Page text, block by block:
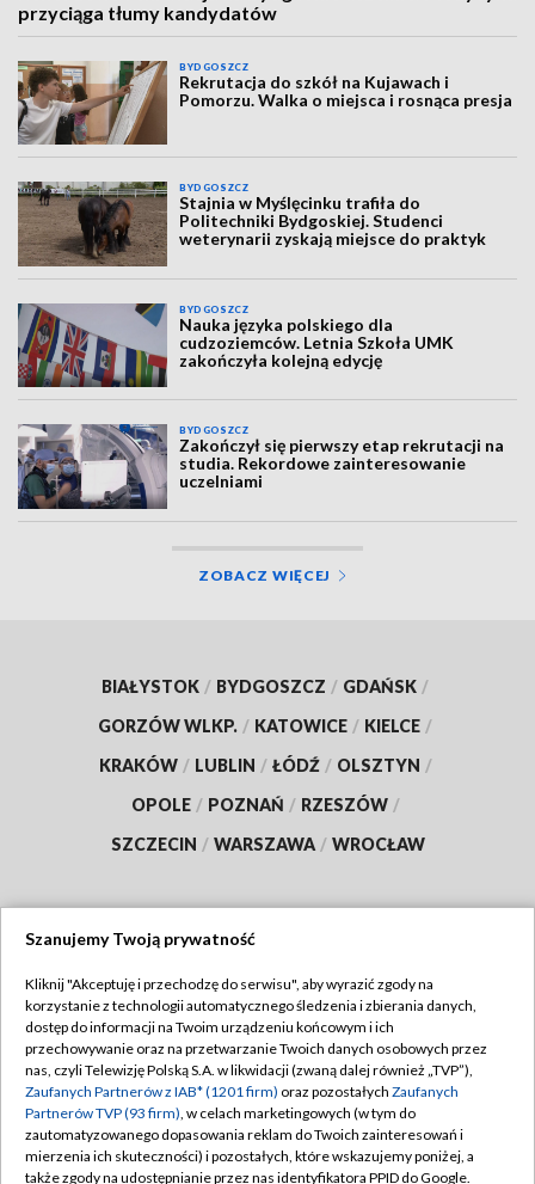
przyciąga tłumy kandydatów
BYDGOSZCZ
Rekrutacja do szkół na Kujawach i
Pomorzu. Walka o miejsca i rosnąca presja
BYDGOSZCZ
Stajnia w Myślęcinku trafiła do
Politechniki Bydgoskiej. Studenci
weterynarii zyskają miejsce do praktyk
BYDGOSZCZ
Nauka języka polskiego dla
cudzoziemców. Letnia Szkoła UMK
zakończyła kolejną edycję
BYDGOSZCZ
Zakończył się pierwszy etap rekrutacji na
studia. Rekordowe zainteresowanie
uczelniami
ZOBACZ WIĘCEJ
BIAŁYSTOK / BYDGOSZCZ / GDAŃSK /
GORZÓW WLKP. / KATOWICE / KIELCE /
KRAKÓW / LUBLIN / ŁÓDŹ / OLSZTYN /
OPOLE / POZNAŃ / RZESZÓW /
SZCZECIN / WARSZAWA / WROCŁAW
TVP
Abonament TVP
Emisja w TVP
Centrum informacji TVP
Naziemna Telewizja Cyfrowa
Regulamin TVP
Polityka prywatności
Moje zgody
Pomoc
Szanujemy Twoją prywatność
Kliknij "Akceptuję i przechodzę do serwisu", aby wyrazić zgody na
korzystanie z technologii automatycznego śledzenia i zbierania danych,
dostęp do informacji na Twoim urządzeniu końcowym i ich
przechowywanie oraz na przetwarzanie Twoich danych osobowych przez
nas, czyli Telewizję Polską S.A. w likwidacji (zwaną dalej również „TVP”),
Zaufanych Partnerów z IAB* (1201 firm) oraz pozostałych Zaufanych
Partnerów TVP (93 firm), w celach marketingowych (w tym do
zautomatyzowanego dopasowania reklam do Twoich zainteresowań i
mierzenia ich skuteczności) i pozostałych, które wskazujemy poniżej, a
także zgody na udostępnianie przez nas identyfikatora PPID do Google.